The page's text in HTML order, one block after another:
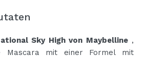
Sky High von Maybelline,
Mascara mit einer Formel mit
bietet Ihnen unbegrenzte